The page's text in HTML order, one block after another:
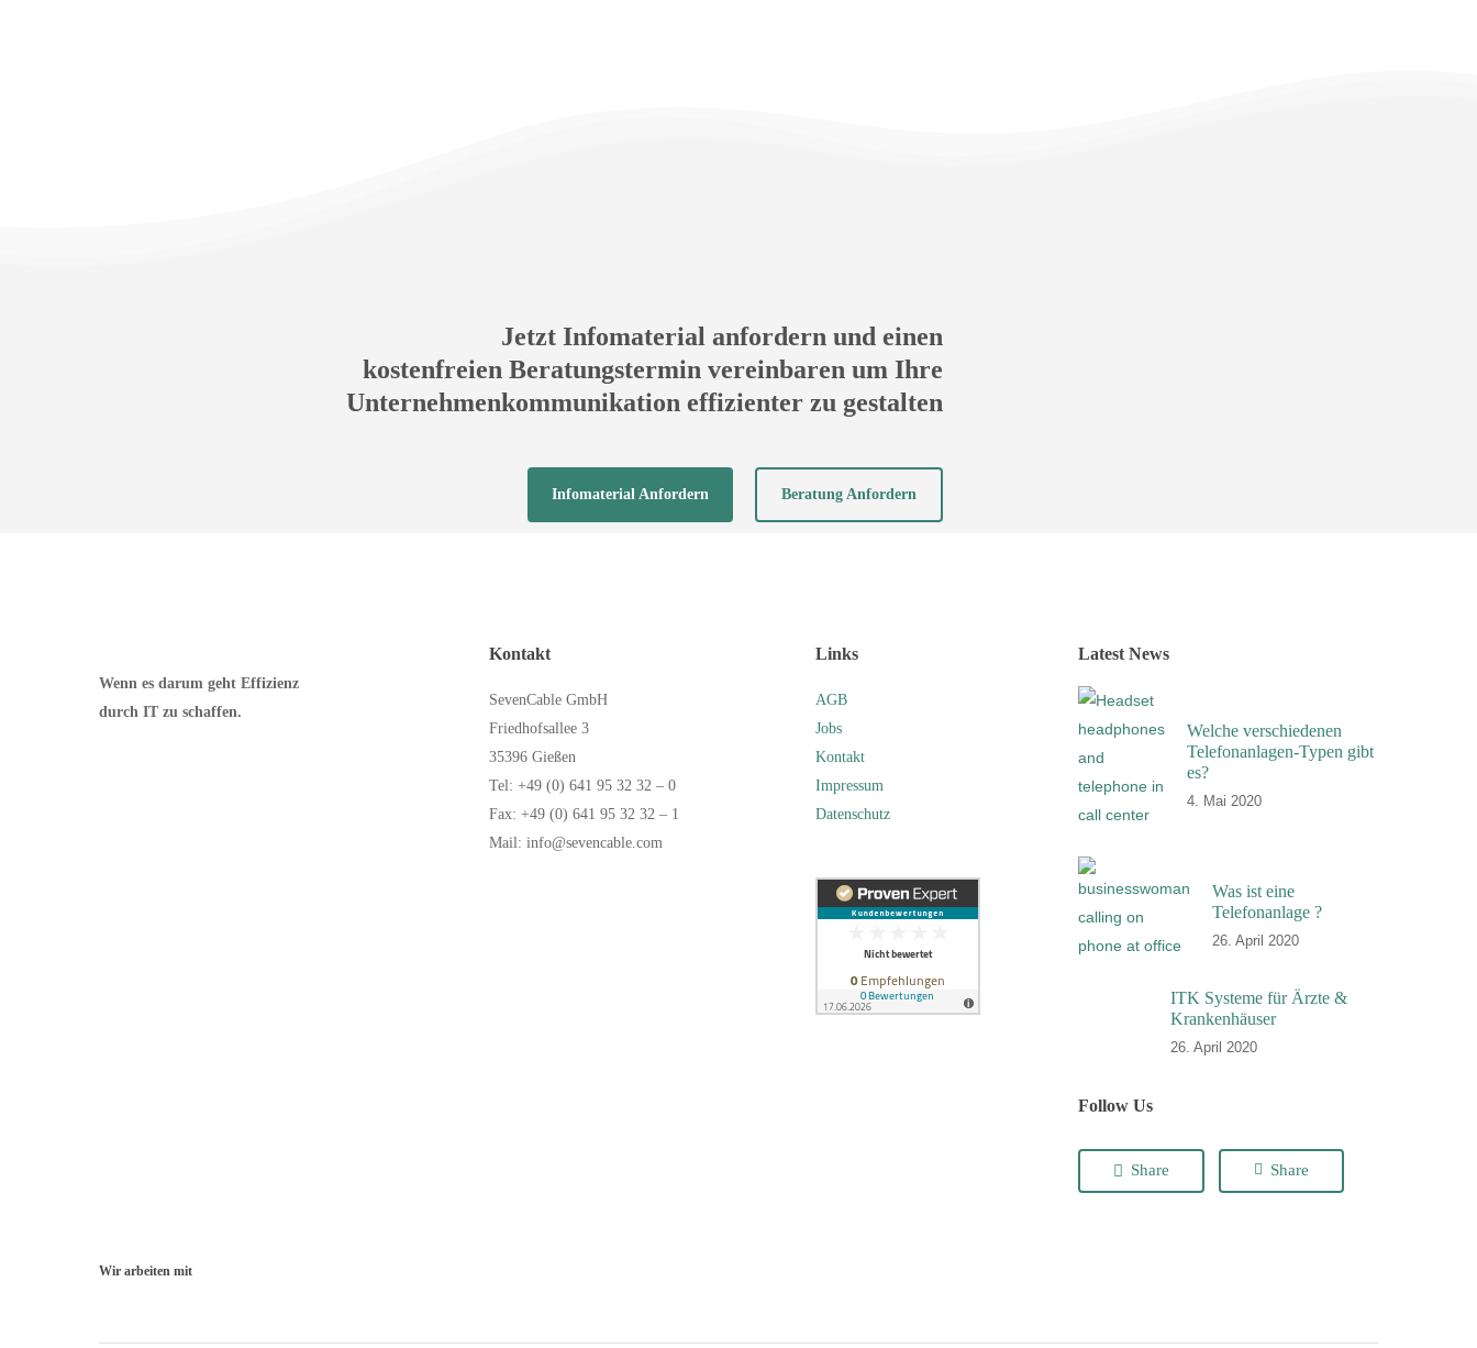
Jetzt Infomaterial anfordern und einen
kostenfreien Beratungstermin vereinbaren um Ihre
Unternehmenkommunikation effizienter zu gestalten
Infomaterial Anfordern Beratung Anfordern
Wenn es darum geht Effizienz
durch IT zu schaffen.
Kontakt
SevenCable GmbH
Friedhofsallee 3
35396 Gießen
Tel: +49 (0) 641 95 32 32 – 0
Fax: +49 (0) 641 95 32 32 – 1
Mail: info@sevencable.com
Links
AGB
Jobs
Kontakt
Impressum
Datenschutz
Latest News
Welche verschiedenen
Telefonanlagen-Typen gibt
es?
4. Mai 2020
Was ist eine
Telefonanlage ?
26. April 2020
ITK Systeme für Ärzte &
Krankenhäuser
26. April 2020
Follow Us
Share Share
Wir arbeiten mit